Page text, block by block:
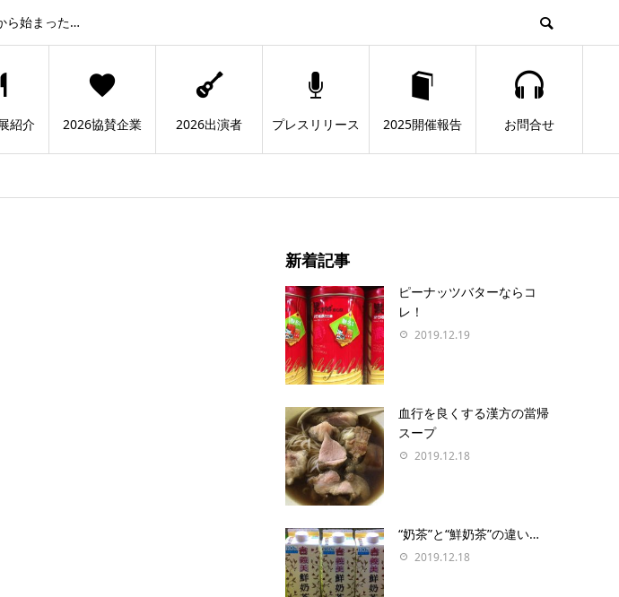
ら始まった…
紹介 2026協賛企業 2026出演者 プレスリリース 2025開催報告 お問合せ
新着記事
ピーナッツバターならコ
レ！
2019.12.19
血行を良くする漢方の當帰
スープ
2019.12.18
“奶茶”と“鮮奶茶”の違い…
2019.12.18